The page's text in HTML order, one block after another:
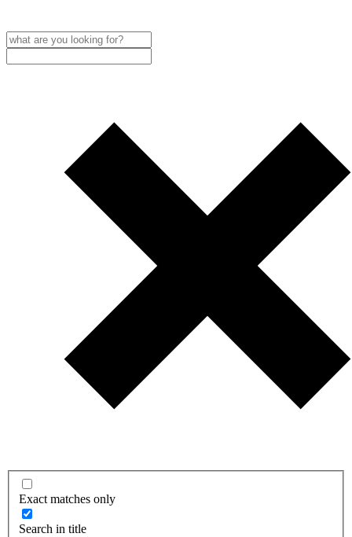
Exact matches only
Search in title